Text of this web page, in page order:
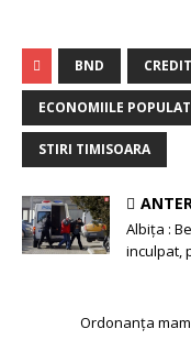
BND
ECONOMIILE
STIRI TIMISOARA
Albița :
inculpat,
Ordonanța